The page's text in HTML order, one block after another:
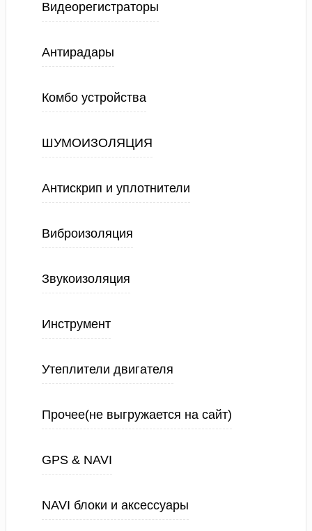
Видеорегистраторы
Антирадары
Комбо устройства
ШУМОИЗОЛЯЦИЯ
Антискрип и уплотнители
Виброизоляция
Звукоизоляция
Инструмент
Утеплители двигателя
Прочее(не выгружается на сайт)
GPS & NAVI
NAVI блоки и аксессуары